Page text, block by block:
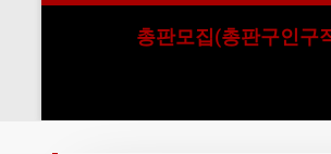
총판모집(총판구인구